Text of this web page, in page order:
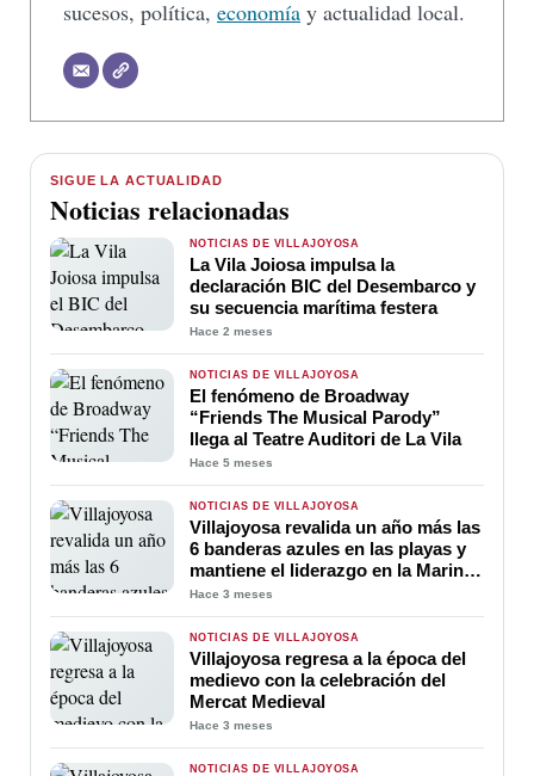
sucesos, política, economía y actualidad local.
SIGUE LA ACTUALIDAD
Noticias relacionadas
NOTICIAS DE VILLAJOYOSA
La Vila Joiosa impulsa la
declaración BIC del Desembarco y
su secuencia marítima festera
Hace 2 meses
NOTICIAS DE VILLAJOYOSA
El fenómeno de Broadway
“Friends The Musical Parody”
llega al Teatre Auditori de La Vila
Hace 5 meses
NOTICIAS DE VILLAJOYOSA
Villajoyosa revalida un año más las
6 banderas azules en las playas y
mantiene el liderazgo en la Marina
Baixa
Hace 3 meses
NOTICIAS DE VILLAJOYOSA
Villajoyosa regresa a la época del
medievo con la celebración del
Mercat Medieval
Hace 3 meses
NOTICIAS DE VILLAJOYOSA